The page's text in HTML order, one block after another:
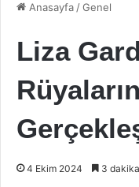
Anasayfa /Genel
Liza
4 Ekim 2024 3